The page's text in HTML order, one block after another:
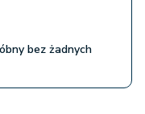
bez żadnych